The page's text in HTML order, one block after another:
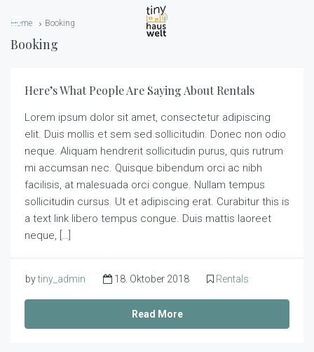
Home Booking
Booking
Here’s What People Are Saying About Rentals
Lorem ipsum dolor sit amet, consectetur adipiscing
elit. Duis mollis et sem sed sollicitudin. Donec non odio
neque. Aliquam hendrerit sollicitudin purus, quis rutrum
mi accumsan nec. Quisque bibendum orci ac nibh
facilisis, at malesuada orci congue. Nullam tempus
sollicitudin cursus. Ut et adipiscing erat. Curabitur this is
a text link libero tempus congue. Duis mattis laoreet
neque, […]
bytiny_admin 18. Oktober 2018 Rentals
Read More